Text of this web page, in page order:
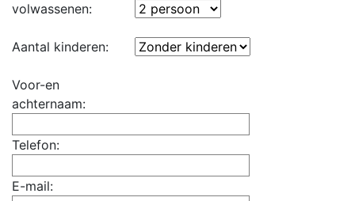
volwassenen:
Aantal kinderen:
Voor-en
achternaam:
Telefon:
E-mail: